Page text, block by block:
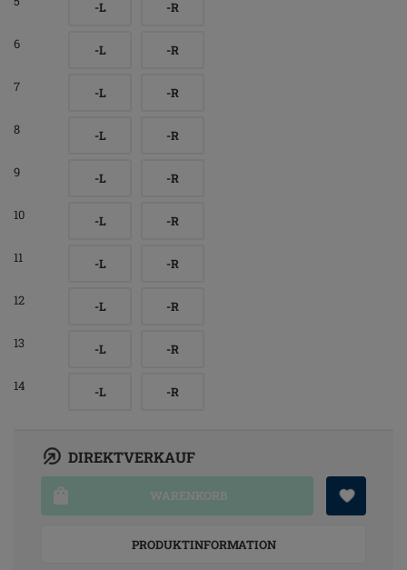
-L -R
6 -L -R
7 -L -R
8 -L -R
9 -L -R
10 -L -R
11 -L -R
12 -L -R
13 -L -R
14 -L -R
DIREKTVERKAUF
WARENKORB
PRODUKTINFORMATION